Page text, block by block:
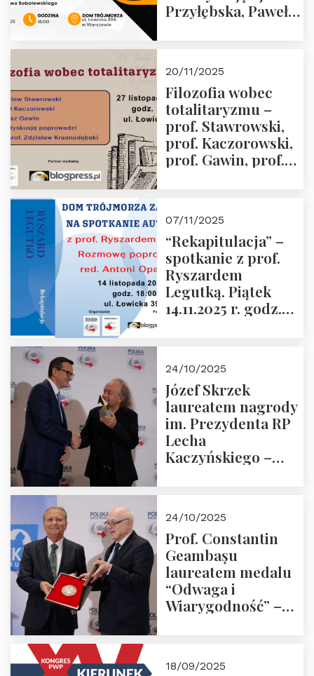
Przyłębska, Paweł
Przemysław
Sobolewski – 4
grudnia 2025 r.
godz. 18:00.
20/11/2025
Filozofia wobec
totalitaryzmu –
prof. Stawrowski,
prof. Kaczorowski,
prof. Gawin, prof.
07/11/2025
“Rekapitulacja” –
spotkanie z prof.
Ryszardem
Legutką. Piątek
14.11.2025 r. godz.
24/10/2025
Józef Skrzek
laureatem nagrody
im. Prezydenta RP
Lecha
Kaczyńskiego –
24/10/2025
Prof. Constantin
Geambașu
laureatem medalu
“Odwaga i
Wiarygodność” –
18/09/2025